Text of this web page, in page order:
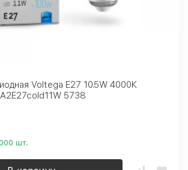
Voltega E27 10.5W 4000К
5738
шт.